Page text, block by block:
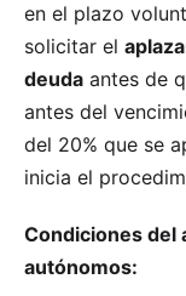
en el plazo
solicitar el
deuda antes de
antes del
del 20% que se
inicia el
Condiciones del
autónomos: